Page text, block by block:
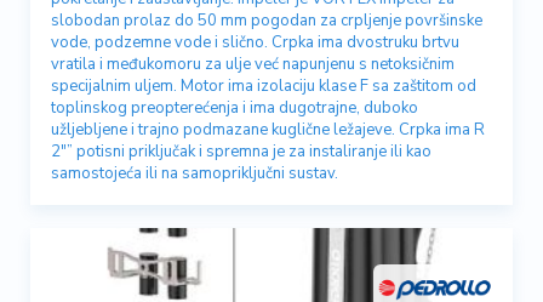
slobodan prolaz do 50 mm pogodan za crpljenje površinske
vode, podzemne vode i slično. Crpka ima dvostruku brtvu
vratila i međukomoru za ulje već napunjenu s netoksičnim
specijalnim uljem. Motor ima izolaciju klase F sa zaštitom od
toplinskog preopterećenja i ima dugotrajne, duboko
užljebljene i trajno podmazane kuglične ležajeve. Crpka ima R
2″” potisni priključak i spremna je za instaliranje ili kao
samostojeća ili na samopriključni sustav.